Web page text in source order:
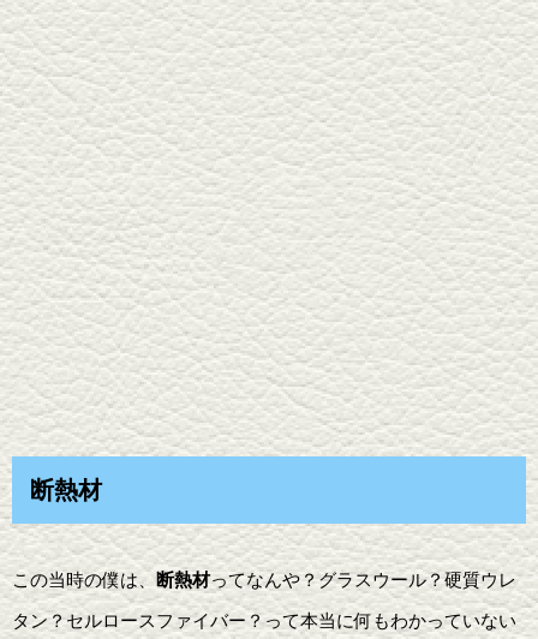
断熱材
この当時の僕は、 断熱材ってなんや？グラスウール？硬質ウレ
タン？セルロースファイバー？って本当に何もわかっていない